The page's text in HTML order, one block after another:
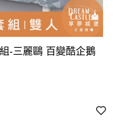
-三麗鷗 百變酷企鵝